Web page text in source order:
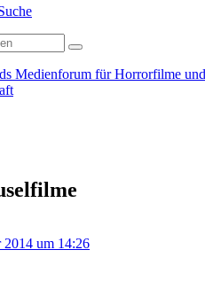
Medienforum für Horrorfilme
2014 um 14:26